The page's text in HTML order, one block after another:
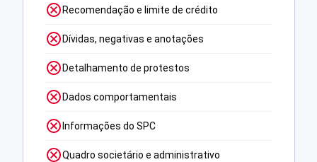
Recomendação e limite de crédito
Dívidas, negativas e anotações
Detalhamento de protestos
Dados comportamentais
Informações do SPC
Quadro societário e administrativo